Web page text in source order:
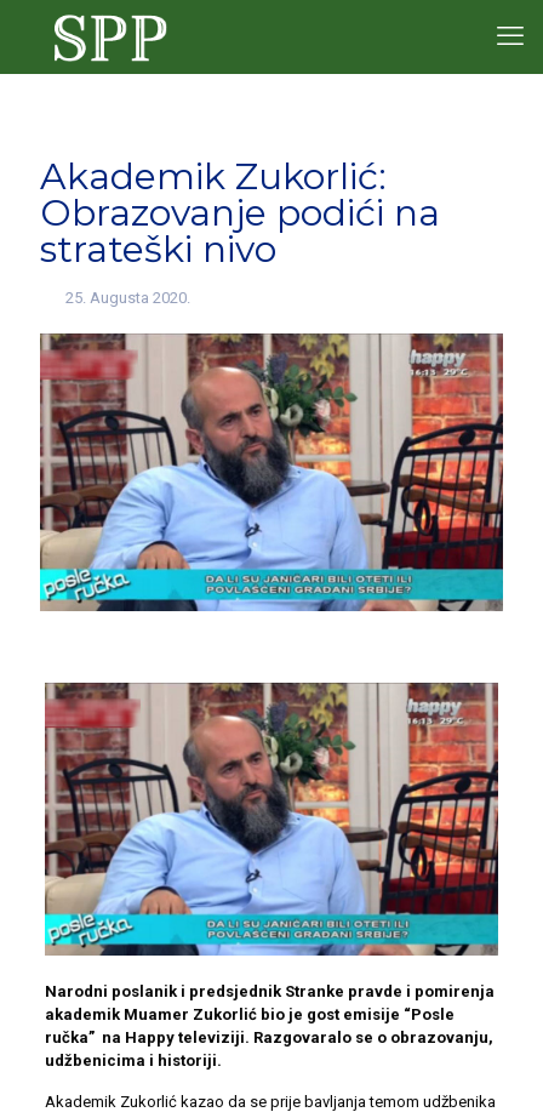
Akademik Zukorlić:
Obrazovanje podići na
strateški nivo
25. Augusta 2020.
Narodni poslanik i predsjednik Stranke pravde i pomirenja
akademik Muamer Zukorlić bio je gost emisije “Posle
ručka” na Happy televiziji. Razgovaralo se o obrazovanju,
udžbenicima i historiji.
Akademik Zukorlić kazao da se prije bavljanja temom udžbenika